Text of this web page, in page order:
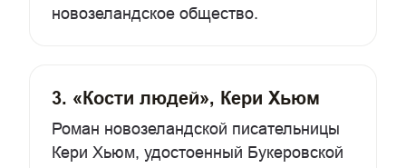
новозеландское общество.
3. «Кости людей», Кери Хьюм
Роман новозеландской писательницы
Кери Хьюм, удостоенный Букеровской